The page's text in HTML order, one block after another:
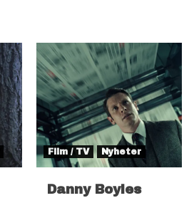
Film / TV Nyheter
Danny Boyles